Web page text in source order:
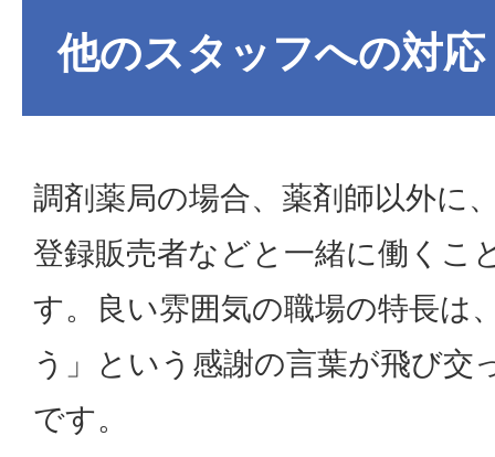
他のスタッフへの対応
調剤薬局の場合、薬剤師以外に
登録販売者などと一緒に働くこ
す。良い雰囲気の職場の特長は
う」という感謝の言葉が飛び交
です。